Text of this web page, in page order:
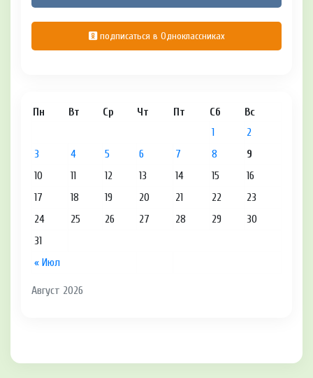
подписаться в Одноклассниках
Август 2026
Пн Вт Ср Чт Пт Сб Вс
« Июл
1
2
3
4 5 6 7 8
9
10
11 12 13 14 15
16
17
18 19 20 21 22
23
24
25 26 27 28 29
30
31